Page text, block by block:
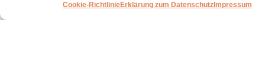
Cookie-RichtlinieErklärung zum Datenschutz Impressum